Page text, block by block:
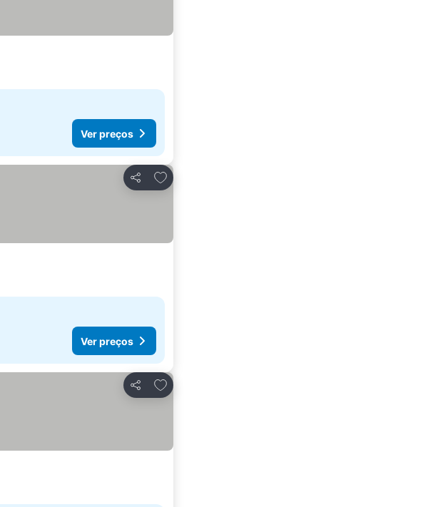
Ver preços
Partilhar
Adicionar aos favoritos
Ver preços
Partilhar
Adicionar aos favoritos